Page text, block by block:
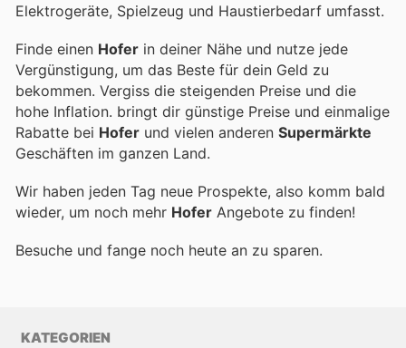
Elektrogeräte, Spielzeug und Haustierbedarf umfasst.
Finde einen Hofer in deiner Nähe und nutze jede
Vergünstigung, um das Beste für dein Geld zu
bekommen. Vergiss die steigenden Preise und die
hohe Inflation. bringt dir günstige Preise und einmalige
Rabatte bei Hofer und vielen anderen Supermärkte
Geschäften im ganzen Land.
Wir haben jeden Tag neue Prospekte, also komm bald
wieder, um noch mehr Hofer Angebote zu finden!
Besuche und fange noch heute an zu sparen.
KATEGORIEN